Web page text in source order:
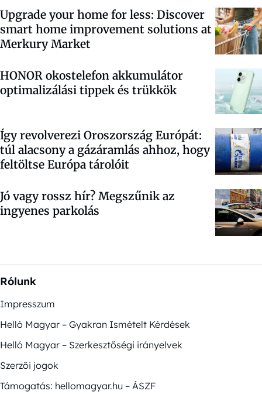
Upgrade your home for less: Discover
smart home improvement solutions at
Merkury Market
HONOR okostelefon akkumulátor
optimalizálási tippek és trükkök
Így revolverezi Oroszország Európát:
túl alacsony a gázáramlás ahhoz, hogy
feltöltse Európa tárolóit
Jó vagy rossz hír? Megszűnik az
ingyenes parkolás
Rólunk
Impresszum
Helló Magyar – Gyakran Ismételt Kérdések
Helló Magyar – Szerkesztőségi irányelvek
Szerzői jogok
Támogatás: hellomagyar.hu – ÁSZF